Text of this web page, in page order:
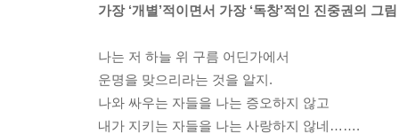
가장 ‘개별’적이면서 가장 ‘독창’적인 진중권의 그
나는 저 하늘 위 구름 어딘가에서
운명을 맞으리라는 것을 알지.
나와 싸우는 자들을 나는 증오하지 않고
내가 지키는 자들을 나는 사랑하지 않네…….